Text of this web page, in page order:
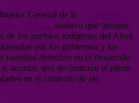
General de la
, sostuvo que durante
de los pueblos indígenas del Abya
por los gobiernos y las
nuestros derechos en el desarrollo
acordar una declaración al pleno
en el contexto de las